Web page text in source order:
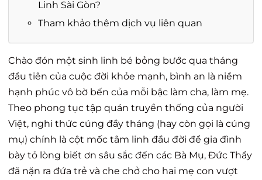
Linh Sài Gòn?
Tham khảo thêm dịch vụ liên quan
Chào đón một sinh linh bé bỏng bước qua tháng
đầu tiên của cuộc đời khỏe mạnh, bình an là niềm
hạnh phúc vô bờ bến của mỗi bậc làm cha, làm mẹ.
Theo phong tục tập quán truyền thống của người
Việt, nghi thức cúng đầy tháng (hay còn gọi là cúng
mụ) chính là cột mốc tâm linh đầu đời để gia đình
bày tỏ lòng biết ơn sâu sắc đến các Bà Mụ, Đức Thầy
đã nặn ra đứa trẻ và che chở cho hai mẹ con vượt